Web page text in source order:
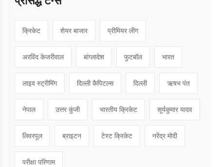
क्रिकेट शेयर बाजार प्रीमियर लीग
अरविंद केजरीवाल बांग्लादेश फुटबॉल भारत
लाइव स्ट्रीमिंग दिल्ली कैपिटल्स दिल्ली ऋषभ पंत
नेपाल उत्तर कुंजी भारतीय क्रिकेट सूर्यकुमार यादव
लिवरपूल ब्राइटन टेस्ट क्रिकेट नरेंद्र मोदी
परीक्षा परिणाम